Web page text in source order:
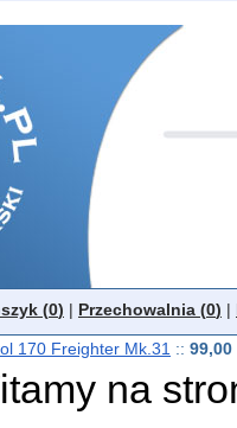
(0) | Przechowalnia (0) |
170 Freighter Mk.31 :: 99,00
na